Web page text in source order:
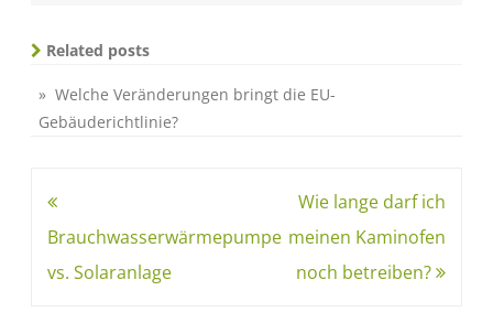
Related posts
» Welche Veränderungen bringt die EU-
Gebäuderichtlinie?
Brauchwasserwärmepumpe
vs. Solaranlage
Wie lange darf ich
meinen Kaminofen
noch betreiben?